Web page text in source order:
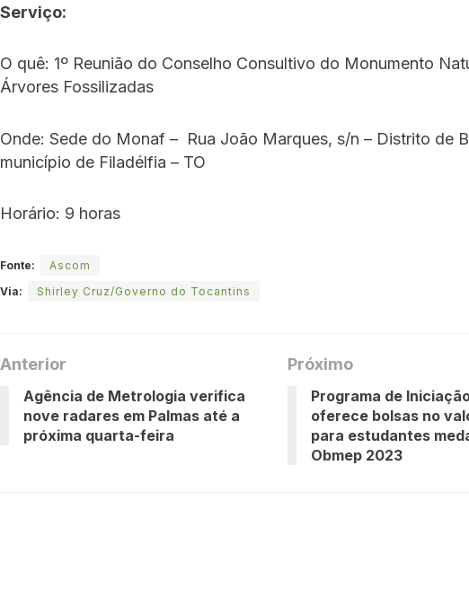
Serviço:
O quê: 1º Reunião do Conselho Consultivo do Monumento
Árvores Fossilizadas
Onde: Sede do Monaf – Rua João Marques, s/n – Distrito de
município de Filadélfia – TO
Horário: 9 horas
Fonte:
Ascom
Via:
Shirley Cruz/Governo do Tocantins
Anterior
Agência de Metrologia verifica
nove radares em Palmas até a
próxima quarta-feira
Próximo
Programa de
oferece bolsas no
para estudantes
Obmep 2023